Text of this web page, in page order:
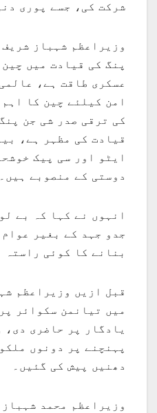
شرکت کی، جسے پوری
وزیراعظم شہباز
پنگ کی قیادت میں
عسکری طاقت ہے،
امن کیلئے چین کا
کی ترقی صدر شی جن
قیادت کی مظہر ہے،
ایٹو اور سی پیک
دوستی کے منصوبے ہیں۔
انہوں نے کہا کہ بے
جدو جہد کے بغیر
بنانے کا کوئی راستہ
قبل ازیں وزیراعظم
میں تیانمن سکوائر
یادگار پر حاضری دی،
پہنچنے پر دونوں
دھنیں پیش کی گئیں۔
وزیراعظم محمد